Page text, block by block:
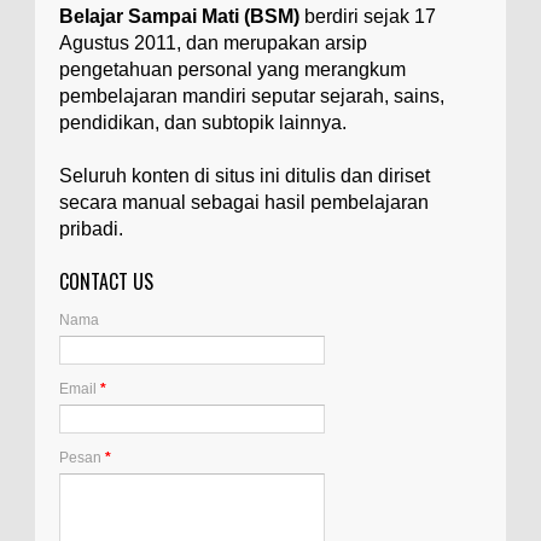
Ilustrasi/utakatikotak.com Badan Golgi (disebut
pula aparatus Golgi, kompleks Golgi, atau
diktiosom) adalah organel yang dikaitkan
denga...
Apakah UFO Benar-benar Ada?
Ilustrasi/istimewa Sebagian orang percaya UFO
UFO benar-benar tidak ada. Manakah yang
benar...
juga dikenal sebagai "jagung permata kaca",
adalah varietas unik dari tanaman jagung...
Apa Itu Artemia, dan Dimana Mereka
Hidup?
Belajar Sampai Mati (BSM) berdiri sejak 17
Agustus 2011, dan merupakan arsip
pengetahuan personal yang merangkum
pembelajaran mandiri seputar sejarah, sains,
pendidikan, dan subtopik lainnya.
Seluruh konten di situs ini ditulis dan diriset
secara manual sebagai hasil pembelajaran
pribadi.
CONTACT US
Nama
Email *
Pesan *